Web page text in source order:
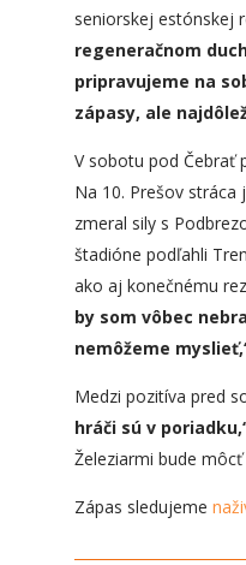
seniorskej estónskej
regeneračnom
pripravujeme na
zápasy, ale
V sobotu pod Čebrať
Na 10. Prešov
zmeral sily s
štadióne podľahli
ako aj konečnému
by som vôbec
nemôžeme
Medzi pozitíva pred
hráči sú v
Železiarmi bude
Zápas sledujeme